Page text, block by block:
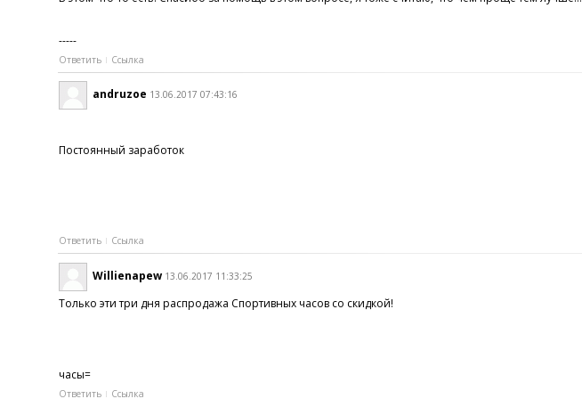
-----
Ответить Ссылка
andruzoe 13.06.2017 07:43:16
Постоянный заработок
Ответить Ссылка
Willienapew 13.06.2017 11:33:25
Только эти три дня распродажа Спортивных часов со скидкой!
часы=
Ответить Ссылка